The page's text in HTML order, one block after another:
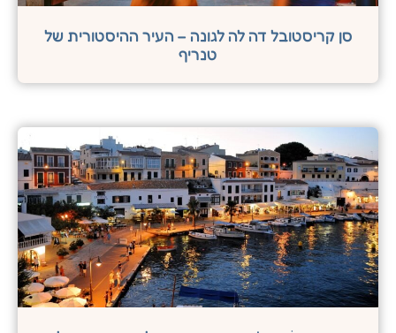
סן קריסטובל דה לה לגונה – העיר ההיסטורית של
טנריף